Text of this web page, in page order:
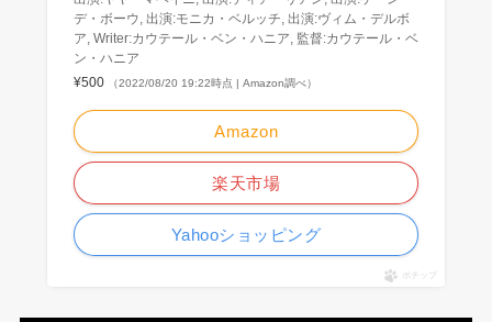
デ・ボーウ, 出演:モニカ・ベルッチ, 出演:ヴィム・デルボ
ア, Writer:カウテール・ベン・ハニア, 監督:カウテール・ベ
ン・ハニア
¥500
（2022/08/20 19:22時点 | Amazon調べ）
Amazon
楽天市場
Yahooショッピング
ポチップ